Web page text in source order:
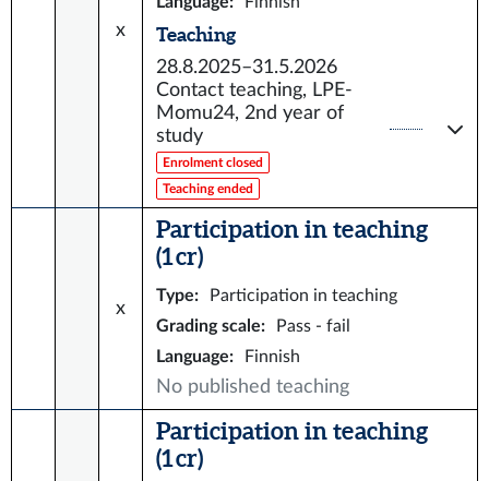
x Teaching
28.8.2025–31.5.2026
Contact teaching, LPE-
Momu24, 2nd year of
study
Enrolment closed
Teaching ended
x
Participation in teaching
(1 cr)
Type:
Participation in teaching
Grading scale:
Pass - fail
Language: Finnish
No published teaching
Participation in teaching
(1 cr)